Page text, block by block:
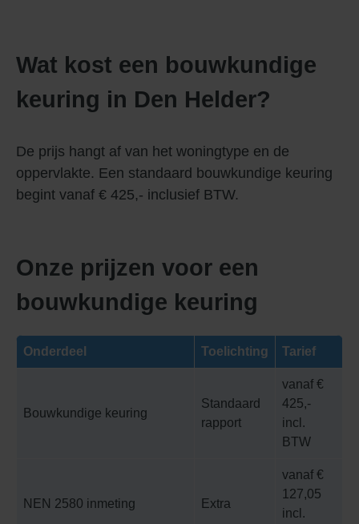
Wat kost een bouwkundige
keuring in Den Helder?
De prijs hangt af van het woningtype en de
oppervlakte. Een standaard bouwkundige keuring
begint vanaf € 425,- inclusief BTW.
Onze prijzen voor een
bouwkundige keuring
Onderdeel Toelichting Tarief
Bouwkundige keuring
Standaard
rapport
vanaf €
425,-
incl.
BTW
NEN 2580 inmeting Extra
vanaf €
127,05
incl.